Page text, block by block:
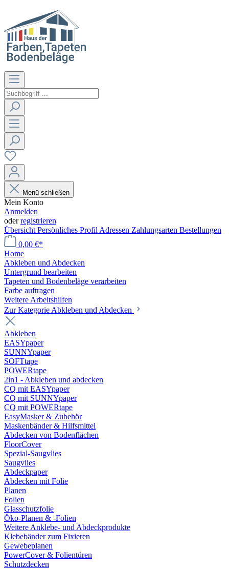
Menü schließen
Mein Konto
Anmelden
oderregistrieren
Übersicht Persönliches Profil Adressen Zahlungsarten Bestellungen
0,00 €*
Home
Abkleben und Abdecken
Untergrund bearbeiten
Tapeten und Bodenbeläge verarbeiten
Farbe auftragen
Weitere Arbeitshilfen
Zur Kategorie Abkleben und Abdecken
Abkleben
EASYpaper
SUNNYpaper
SOFTtape
POWERtape
2in1 - Abkleben und abdecken
CQ mit EASYpaper
CQ mit SUNNYpaper
CQ mit POWERtape
EasyMasker & Zubehör
Maskenbänder & Hilfsmittel
Abdecken von Bodenflächen
FloorCover
Spezial-Saugvlies
Saugvlies
Abdeckpaper
Abdecken mit Folie
Planen
Folien
Glasschutzfolie
Öko-Planen & -Folien
Weitere Anklebe- und Abdeckprodukte
Klebebänder zum Fixieren
Gewebeplanen
PowerCover & Folientüren
Schutzdecken